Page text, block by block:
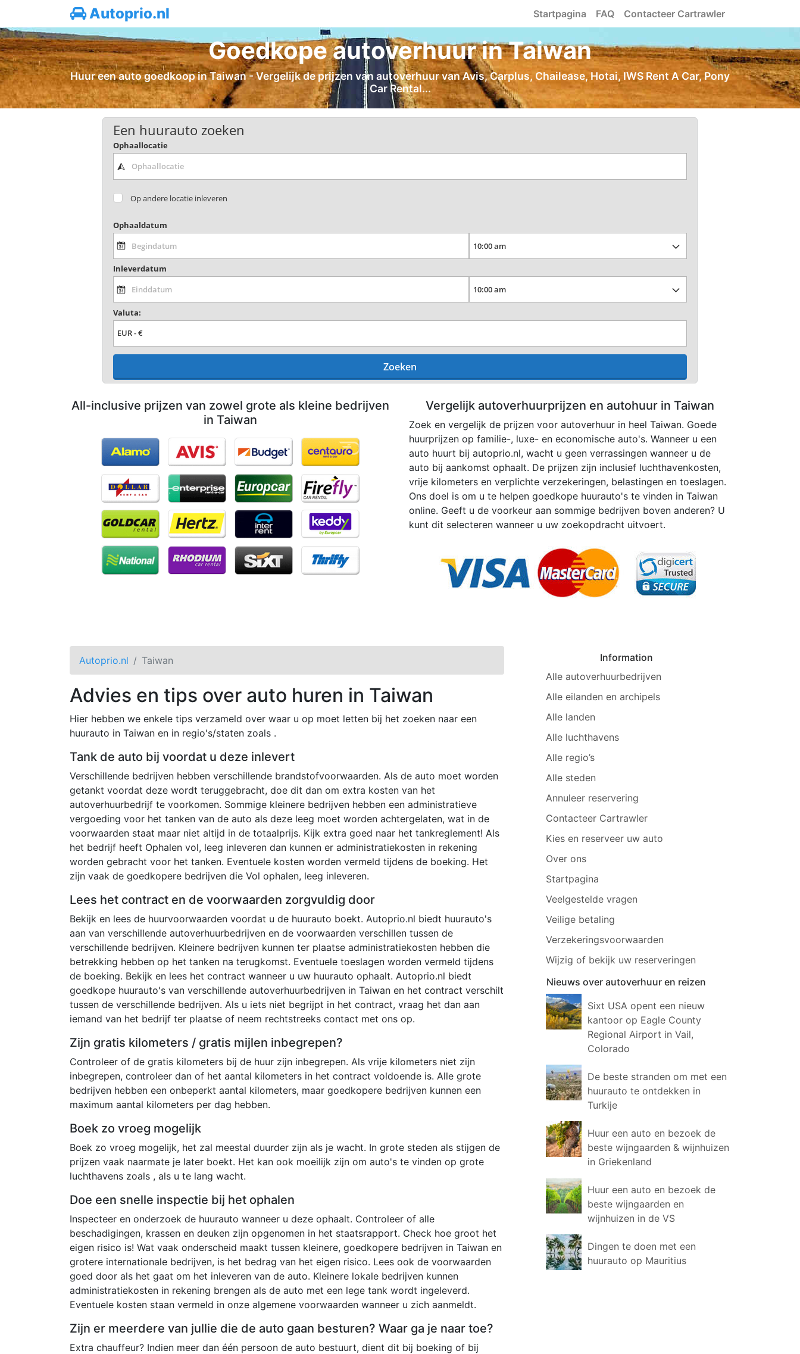
Autoprio.nl Startpagina FAQ Contacteer Cartrawler
Goedkope autoverhuur in Taiwan
Huur een auto goedkoop in Taiwan - Vergelijk de prijzen van autoverhuur van Avis, Carplus, Chailease, Hotai, IWS Rent A Car, Pony
Car Rental...
Een huurauto zoeken
Ophaallocatie
Op andere locatie inleveren
Ophaaldatum
Inleverdatum
Valuta:
Zoeken
All-inclusive prijzen van zowel grote als kleine bedrijven
in Taiwan
Vergelijk autoverhuurprijzen en autohuur in Taiwan
Zoek en vergelijk de prijzen voor autoverhuur in heel Taiwan. Goede
huurprijzen op familie-, luxe- en economische auto's. Wanneer u een
auto huurt bij autoprio.nl, wacht u geen verrassingen wanneer u de
auto bij aankomst ophaalt. De prijzen zijn inclusief luchthavenkosten,
vrije kilometers en verplichte verzekeringen, belastingen en toeslagen.
Ons doel is om u te helpen goedkope huurauto's te vinden in Taiwan
online. Geeft u de voorkeur aan sommige bedrijven boven anderen? U
kunt dit selecteren wanneer u uw zoekopdracht uitvoert.
Autoprio.nl Taiwan
Advies en tips over auto huren in Taiwan
Hier hebben we enkele tips verzameld over waar u op moet letten bij het zoeken naar een
huurauto in Taiwan en in regio's/staten zoals .
Tank de auto bij voordat u deze inlevert
Verschillende bedrijven hebben verschillende brandstofvoorwaarden. Als de auto moet worden
getankt voordat deze wordt teruggebracht, doe dit dan om extra kosten van het
autoverhuurbedrijf te voorkomen. Sommige kleinere bedrijven hebben een administratieve
vergoeding voor het tanken van de auto als deze leeg moet worden achtergelaten, wat in de
voorwaarden staat maar niet altijd in de totaalprijs. Kijk extra goed naar het tankreglement! Als
het bedrijf heeft Ophalen vol, leeg inleveren dan kunnen er administratiekosten in rekening
worden gebracht voor het tanken. Eventuele kosten worden vermeld tijdens de boeking. Het
zijn vaak de goedkopere bedrijven die Vol ophalen, leeg inleveren.
Lees het contract en de voorwaarden zorgvuldig door
Bekijk en lees de huurvoorwaarden voordat u de huurauto boekt. Autoprio.nl biedt huurauto's
aan van verschillende autoverhuurbedrijven en de voorwaarden verschillen tussen de
verschillende bedrijven. Kleinere bedrijven kunnen ter plaatse administratiekosten hebben die
betrekking hebben op het tanken na terugkomst. Eventuele toeslagen worden vermeld tijdens
de boeking. Bekijk en lees het contract wanneer u uw huurauto ophaalt. Autoprio.nl biedt
goedkope huurauto's van verschillende autoverhuurbedrijven in Taiwan en het contract verschilt
tussen de verschillende bedrijven. Als u iets niet begrijpt in het contract, vraag het dan aan
iemand van het bedrijf ter plaatse of neem rechtstreeks contact met ons op.
Zijn gratis kilometers / gratis mijlen inbegrepen?
Controleer of de gratis kilometers bij de huur zijn inbegrepen. Als vrije kilometers niet zijn
inbegrepen, controleer dan of het aantal kilometers in het contract voldoende is. Alle grote
bedrijven hebben een onbeperkt aantal kilometers, maar goedkopere bedrijven kunnen een
maximum aantal kilometers per dag hebben.
Boek zo vroeg mogelijk
Boek zo vroeg mogelijk, het zal meestal duurder zijn als je wacht. In grote steden als stijgen de
prijzen vaak naarmate je later boekt. Het kan ook moeilijk zijn om auto's te vinden op grote
luchthavens zoals , als u te lang wacht.
Doe een snelle inspectie bij het ophalen
Inspecteer en onderzoek de huurauto wanneer u deze ophaalt. Controleer of alle
beschadigingen, krassen en deuken zijn opgenomen in het staatsrapport. Check hoe groot het
eigen risico is! Wat vaak onderscheid maakt tussen kleinere, goedkopere bedrijven in Taiwan en
grotere internationale bedrijven, is het bedrag van het eigen risico. Lees ook de voorwaarden
goed door als het gaat om het inleveren van de auto. Kleinere lokale bedrijven kunnen
administratiekosten in rekening brengen als de auto met een lege tank wordt ingeleverd.
Eventuele kosten staan ​​vermeld in onze algemene voorwaarden wanneer u zich aanmeldt.
Zijn er meerdere van jullie die de auto gaan besturen? Waar ga je naar toe?
Extra chauffeur? Indien meer dan één persoon de auto bestuurt, dient dit bij boeking of bij
Information
Alle autoverhuurbedrijven
Alle eilanden en archipels
Alle landen
Alle luchthavens
Alle regio’s
Alle steden
Annuleer reservering
Contacteer Cartrawler
Kies en reserveer uw auto
Over ons
Startpagina
Veelgestelde vragen
Veilige betaling
Verzekeringsvoorwaarden
Wijzig of bekijk uw reserveringen
Nieuws over autoverhuur en reizen
Sixt USA opent een nieuw
kantoor op Eagle County
Regional Airport in Vail,
Colorado
De beste stranden om met een
huurauto te ontdekken in
Turkije
Huur een auto en bezoek de
beste wijngaarden & wijnhuizen
in Griekenland
Huur een auto en bezoek de
beste wijngaarden en
wijnhuizen in de VS
Dingen te doen met een
huurauto op Mauritius